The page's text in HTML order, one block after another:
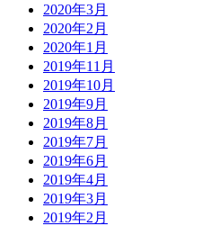
2020年3月
2020年2月
2020年1月
2019年11月
2019年10月
2019年9月
2019年8月
2019年7月
2019年6月
2019年4月
2019年3月
2019年2月